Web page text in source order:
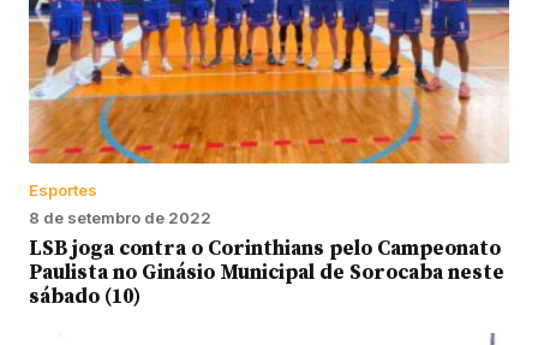
Esportes
8 de setembro de 2022
LSB joga contra o Corinthians pelo Campeonato
Paulista no Ginásio Municipal de Sorocaba neste
sábado (10)